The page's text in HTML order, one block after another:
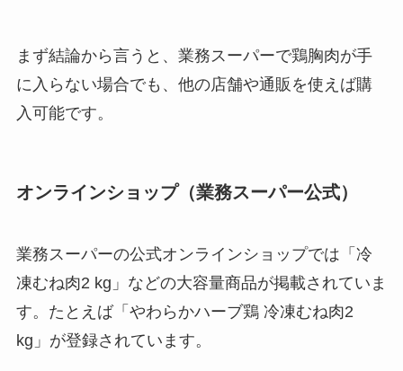
まず結論から言うと、業務スーパーで鶏胸肉が手
に入らない場合でも、他の店舗や通販を使えば購
入可能です。
オンラインショップ（業務スーパー公式）
業務スーパーの公式オンラインショップでは「冷
凍むね肉2 kg」などの大容量商品が掲載されていま
す。たとえば「やわらかハーブ鶏 冷凍むね肉2
kg」が登録されています。